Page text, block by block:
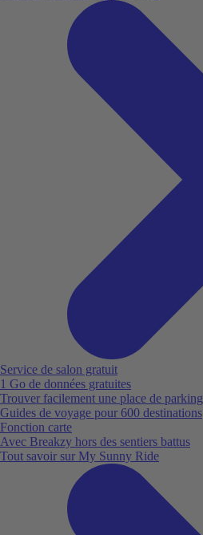
Service de salon gratuit
1 Go de données gratuites
Trouver facilement une place de parking
Guides de voyage pour 600 destinations
Fonction carte
Avec Breakzy hors des sentiers battus
Tout savoir sur My Sunny Ride